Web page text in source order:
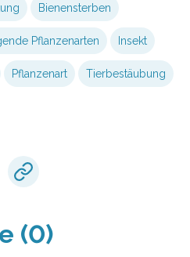
Bienensterben
Pflanzenarten Insekt
Pflanzenart Tierbestäubung
(0)